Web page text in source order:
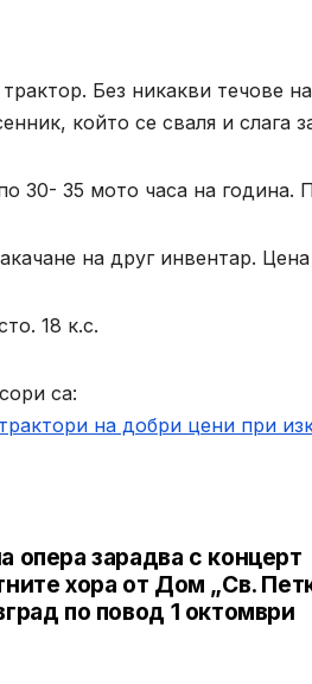
Без никакви течове
който се сваля и слага
30- 35 мото часа на година.
на друг инвентар.
18 к.с.
са:
на добри цени при
опера зарадва с концерт
хора от Дом „Св.
по повод 1 октомври